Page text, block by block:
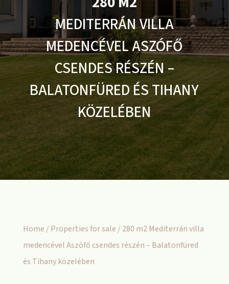
MEDITERRÁN VILLA
MEDENCÉVEL ASZÓFŐ
CSENDES RÉSZÉN –
BALATONFÜRED ÉS TIHANY
KÖZELÉBEN
Home /Properties for sale / 280 m2 Mediterrán villa
medencével Aszófő csendes részén – Balatonfüred
és Tihany közelében